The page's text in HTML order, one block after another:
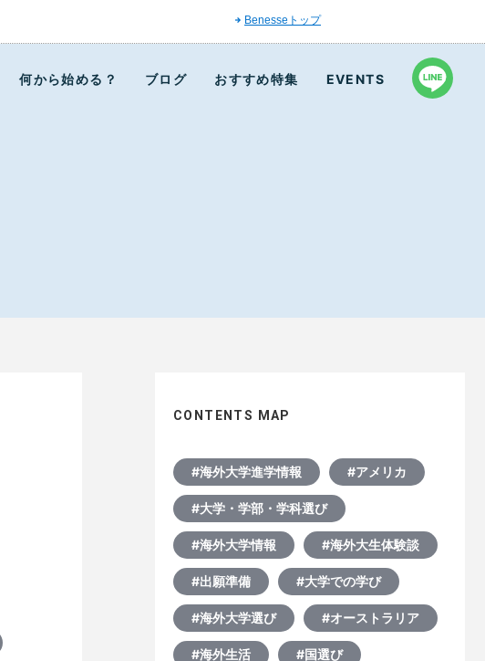
Benesseトップ
何から始める？ ブログ おすすめ特集 EVENTS
CONTENTS MAP
#海外大学進学情報 #アメリカ
#大学・学部・学科選び
#海外大学情報 #海外大生体験談
#出願準備 #大学での学び
#海外大学選び #オーストラリア
#海外生活 #国選び